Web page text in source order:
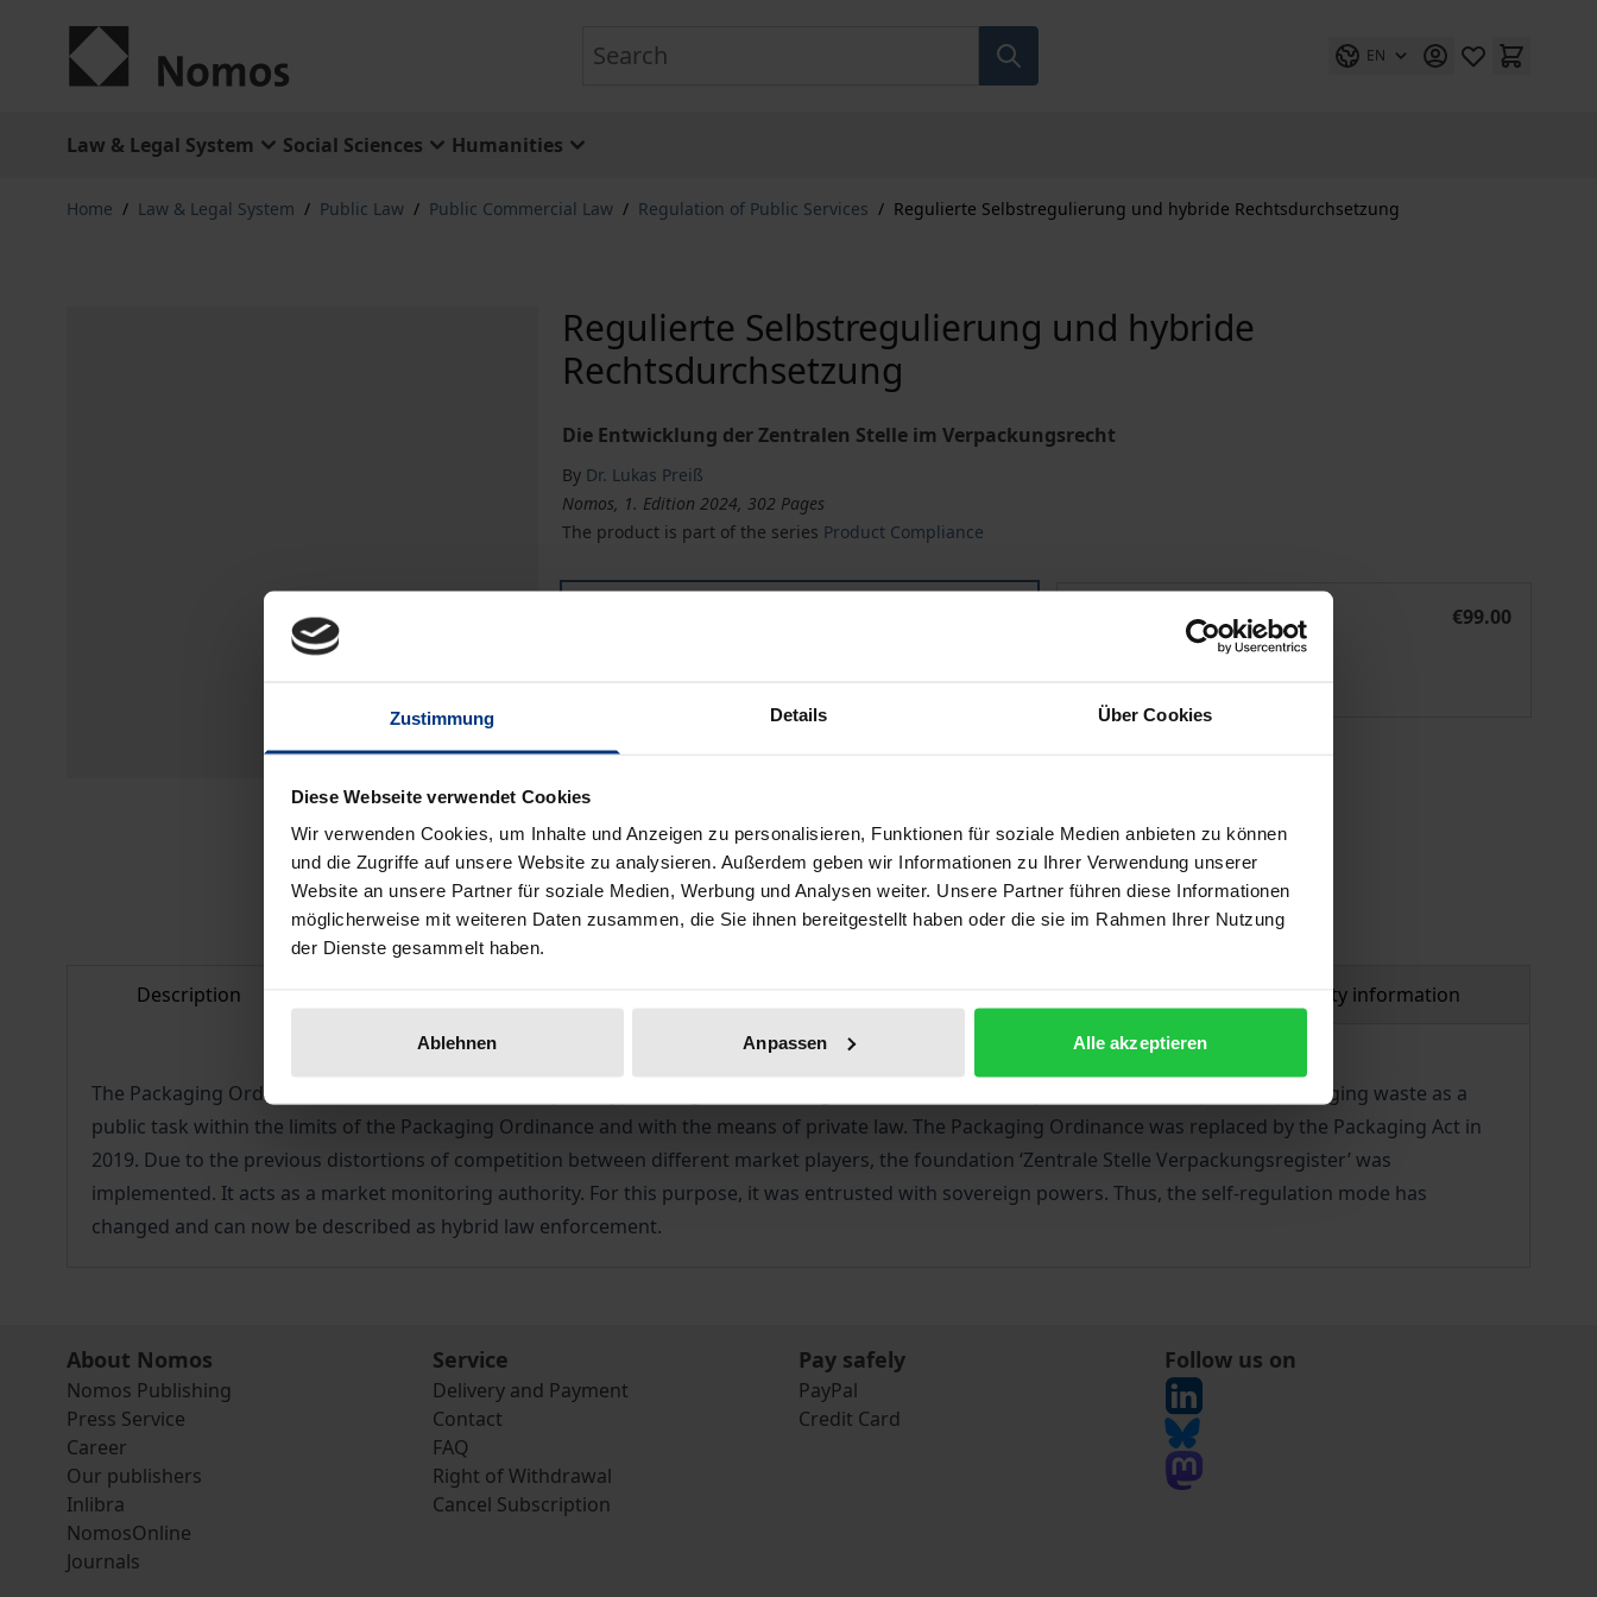
Zustimmung Details Über Cookies
Diese Webseite verwendet Cookies
Wir verwenden Cookies, um Inhalte und Anzeigen zu personalisieren, Funktionen für soziale Medien anbieten zu können
und die Zugriffe auf unsere Website zu analysieren. Außerdem geben wir Informationen zu Ihrer Verwendung unserer
Website an unsere Partner für soziale Medien, Werbung und Analysen weiter. Unsere Partner führen diese Informationen
möglicherweise mit weiteren Daten zusammen, die Sie ihnen bereitgestellt haben oder die sie im Rahmen Ihrer Nutzung
der Dienste gesammelt haben.
Ablehnen Anpassen Alle akzeptieren
EN
Law & Legal System Social Sciences Humanities
Home / Law & Legal System / Public Law / Public Commercial Law / Regulation of Public Services / Regulierte Selbstregulierung und hybride Rechtsdurchsetzung
Regulierte Selbstregulierung und hybride
Rechtsdurchsetzung
Die Entwicklung der Zentralen Stelle im Verpackungsrecht
By Dr. Lukas Preiß
Nomos, 1. Edition 2024, 302 Pages
The product is part of the series Product Compliance
Regulierte Selbstregulierung und hybride RechtsdurchsetzungRegulierte Selbstregulierung und hybride
€99.00
ISBN 978-3-7489-1982-7
Add to Cart Add to Wish List
Delivery cost notice
Description Product safety information
The Packaging Ordinance was once described as a prototype of regulated self-regulation. Private actors performed the disposal of packaging waste as a
public task within the limits of the Packaging Ordinance and with the means of private law. The Packaging Ordinance was replaced by the Packaging Act in
2019. Due to the previous distortions of competition between different market players, the foundation ‘Zentrale Stelle Verpackungsregister’ was
implemented. It acts as a market monitoring authority. For this purpose, it was entrusted with sovereign powers. Thus, the self-regulation mode has
changed and can now be described as hybrid law enforcement.
About Nomos
Nomos Publishing
Press Service
Career
Our publishers
Inlibra
NomosOnline
Journals
Service
Delivery and Payment
Contact
FAQ
Right of Withdrawal
Cancel Subscription
Pay safely
PayPal
Credit Card
Follow us on